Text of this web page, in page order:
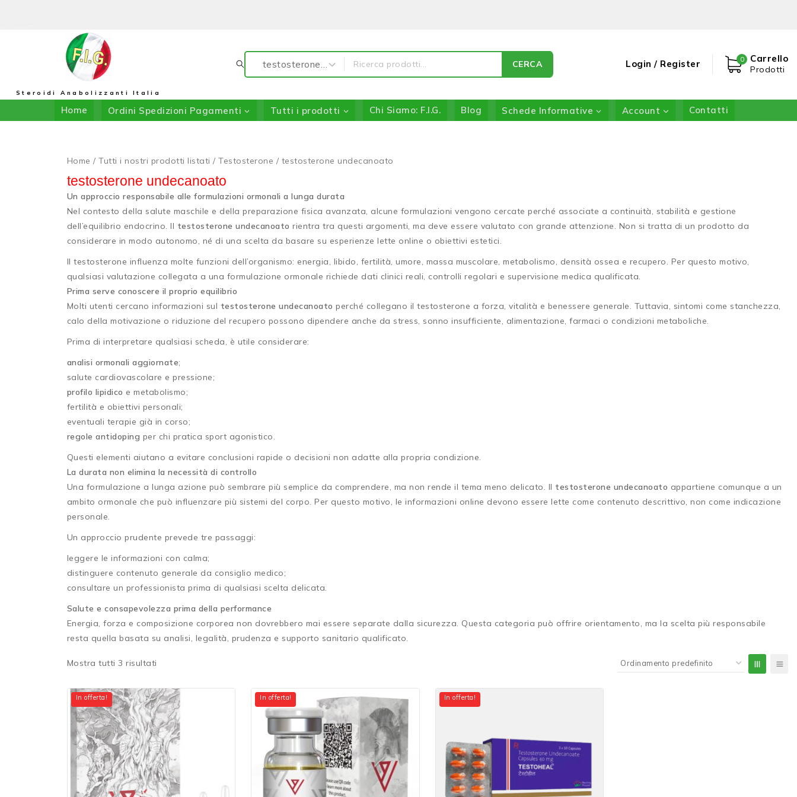
Steroidi Anabolizzanti Italia
CERCA Login / Register 0 Carrello
Prodotti
Home Ordini Spedizioni Pagamenti Tutti i prodotti Chi Siamo: F.I.G. Blog Schede Informative Account Contatti
Home / Tutti i nostri prodotti listati / Testosterone / testosterone undecanoato
testosterone undecanoato
Un approccio responsabile alle formulazioni ormonali a lunga durata
Nel contesto della salute maschile e della preparazione fisica avanzata, alcune formulazioni vengono cercate perché associate a continuità, stabilità e gestione
dell’equilibrio endocrino. Il testosterone undecanoato rientra tra questi argomenti, ma deve essere valutato con grande attenzione. Non si tratta di un prodotto da
considerare in modo autonomo, né di una scelta da basare su esperienze lette online o obiettivi estetici.
Il testosterone influenza molte funzioni dell’organismo: energia, libido, fertilità, umore, massa muscolare, metabolismo, densità ossea e recupero. Per questo motivo,
qualsiasi valutazione collegata a una formulazione ormonale richiede dati clinici reali, controlli regolari e supervisione medica qualificata.
Prima serve conoscere il proprio equilibrio
Molti utenti cercano informazioni sul testosterone undecanoato perché collegano il testosterone a forza, vitalità e benessere generale. Tuttavia, sintomi come stanchezza,
calo della motivazione o riduzione del recupero possono dipendere anche da stress, sonno insufficiente, alimentazione, farmaci o condizioni metaboliche.
Prima di interpretare qualsiasi scheda, è utile considerare:
analisi ormonali aggiornate;
salute cardiovascolare e pressione;
profilo lipidico e metabolismo;
fertilità e obiettivi personali;
eventuali terapie già in corso;
regole antidoping per chi pratica sport agonistico.
Questi elementi aiutano a evitare conclusioni rapide o decisioni non adatte alla propria condizione.
La durata non elimina la necessità di controllo
Una formulazione a lunga azione può sembrare più semplice da comprendere, ma non rende il tema meno delicato. Il testosterone undecanoato appartiene comunque a un
ambito ormonale che può influenzare più sistemi del corpo. Per questo motivo, le informazioni online devono essere lette come contenuto descrittivo, non come indicazione
personale.
Un approccio prudente prevede tre passaggi:
leggere le informazioni con calma;
distinguere contenuto generale da consiglio medico;
consultare un professionista prima di qualsiasi scelta delicata.
Salute e consapevolezza prima della performance
Energia, forza e composizione corporea non dovrebbero mai essere separate dalla sicurezza. Questa categoria può offrire orientamento, ma la scelta più responsabile
resta quella basata su analisi, legalità, prudenza e supporto sanitario qualificato.
Mostra tutti3 risultati
In offerta! In offerta! In offerta!